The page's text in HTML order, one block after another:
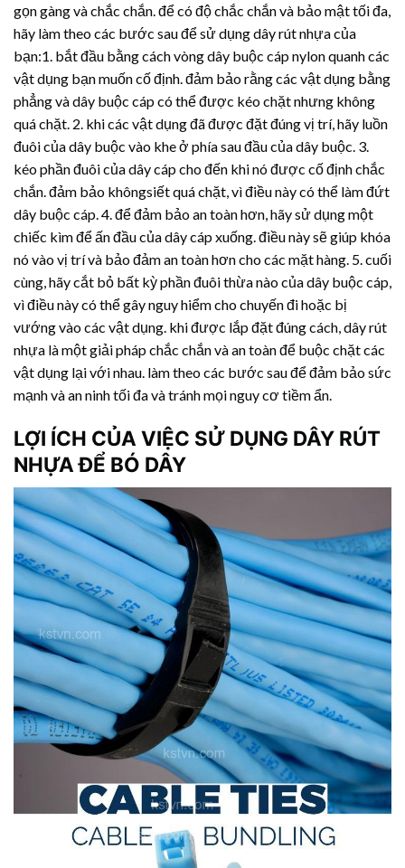
gọn gàng và chắc chắn. để có độ chắc chắn và bảo mật tối đa,
hãy làm theo các bước sau để sử dụngdây rút nhựacủa
bạn:1. bắt đầu bằng cách vòng dây buộc cáp nylon quanh các
vật dụng bạn muốn cố định. đảm bảo rằng các vật dụng bằng
phẳng và dây buộc cáp có thể được kéo chặt nhưng không
quá chặt. 2. khi các vật dụng đã được đặt đúng vị trí, hãy luồn
đuôi của dây buộc vào khe ở phía sau đầu của dây buộc. 3.
kéo phần đuôi của dây cáp cho đến khi nó được cố định chắc
chắn. đảm bảo khôngsiết quá chặt, vì điều này có thể làm đứt
dây buộc cáp. 4. để đảm bảo an toàn hơn, hãy sử dụng một
chiếc kìm để ấn đầu của dây cáp xuống. điều này sẽ giúp khóa
nó vào vị trí và bảo đảm an toàn hơn cho các mặt hàng. 5. cuối
cùng, hãy cắt bỏ bất kỳ phần đuôi thừa nào của dây buộc cáp,
vì điều này có thể gây nguy hiểm cho chuyến đi hoặc bị
vướng vào các vật dụng. khi được lắp đặt đúng cách, dây rút
nhựa là một giải pháp chắc chắn và an toàn để buộc chặt các
vật dụng lại với nhau. làm theo các bước sau để đảm bảo sức
mạnh và an ninh tối đa và tránh mọi nguy cơ tiềm ẩn.
LỢI ÍCH CỦA VIỆC SỬ DỤNG DÂY RÚT
NHỰAĐỂ BÓ DÂY